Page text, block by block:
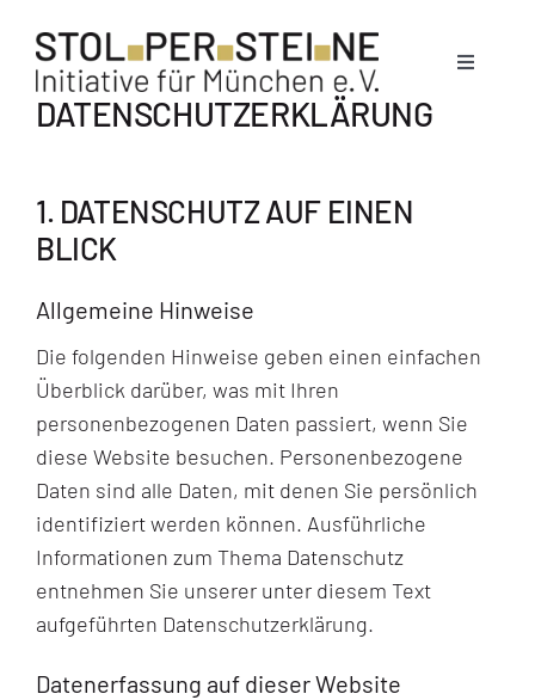
Inhalt
springen
Toggle
München
News
Termine
Über uns
Jugendliche
Unterstützen
DATENSCHUTZ­ERKLÄRUNG
1. DATENSCHUTZ AUF EINEN
BLICK
Allgemeine Hinweise
Die folgenden Hinweise geben einen einfachen
Überblick darüber, was mit Ihren
personenbezogenen Daten passiert, wenn Sie
diese Website besuchen. Personenbezogene
Daten sind alle Daten, mit denen Sie persönlich
identifiziert werden können. Ausführliche
Informationen zum Thema Datenschutz
entnehmen Sie unserer unter diesem Text
aufgeführten Datenschutzerklärung.
Datenerfassung auf dieser Website